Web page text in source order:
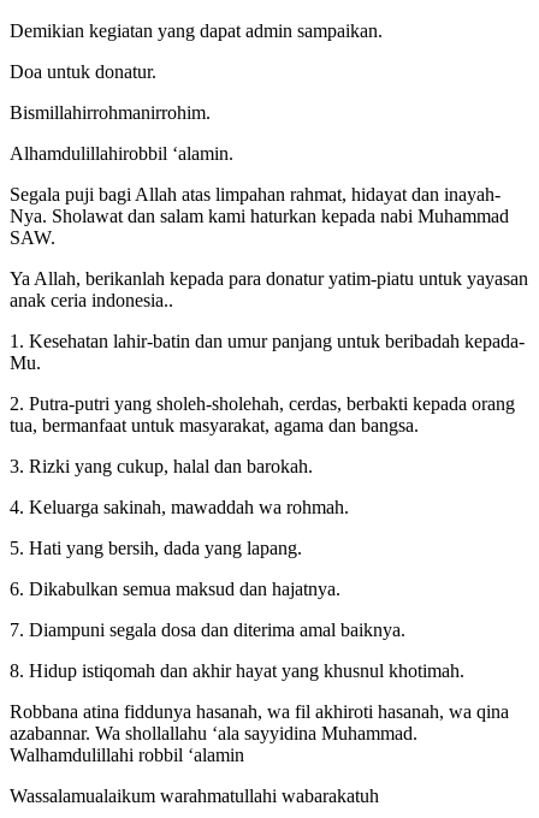
Demikian kegiatan yang dapat admin sampaikan.
Doa untuk donatur.
Bismillahirrohmanirrohim.
Alhamdulillahirobbil ‘alamin.
Segala puji bagi Allah atas limpahan rahmat, hidayat dan inayah-
Nya. Sholawat dan salam kami haturkan kepada nabi Muhammad
SAW.
Ya Allah, berikanlah kepada para donatur yatim-piatu untuk yayasan
anak ceria indonesia..
1. Kesehatan lahir-batin dan umur panjang untuk beribadah kepada-
Mu.
2. Putra-putri yang sholeh-sholehah, cerdas, berbakti kepada orang
tua, bermanfaat untuk masyarakat, agama dan bangsa.
3. Rizki yang cukup, halal dan barokah.
4. Keluarga sakinah, mawaddah wa rohmah.
5. Hati yang bersih, dada yang lapang.
6. Dikabulkan semua maksud dan hajatnya.
7. Diampuni segala dosa dan diterima amal baiknya.
8. Hidup istiqomah dan akhir hayat yang khusnul khotimah.
Robbana atina fiddunya hasanah, wa fil akhiroti hasanah, wa qina
azabannar. Wa shollallahu ‘ala sayyidina Muhammad.
Walhamdulillahi robbil ‘alamin
Wassalamualaikum warahmatullahi wabarakatuh